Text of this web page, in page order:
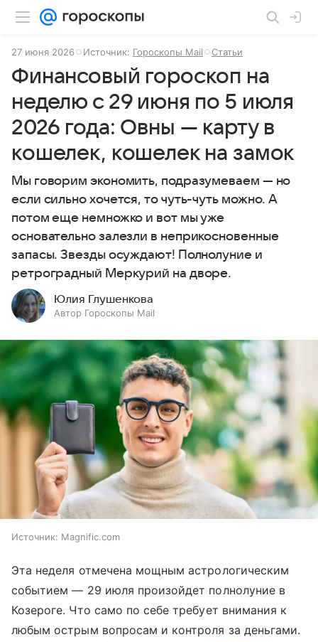
27 июня 2026 Источник: Гороскопы Mail Статьи
Финансовый гороскоп на
неделю с 29 июня по 5 июля
2026 года: Овны — карту в
кошелек, кошелек на замок
Мы говорим экономить, подразумеваем — но
если сильно хочется, то чуть-чуть можно. А
потом еще немножко и вот мы уже
основательно залезли в неприкосновенные
запасы. Звезды осуждают! Полнолуние и
ретроградный Меркурий на дворе.
Юлия Глушенкова
Автор Гороскопы Mail
Источник: Magnific.com
Эта неделя отмечена мощным астрологическим
событием — 29 июля произойдет полнолуние в
Козероге. Что само по себе требует внимания к
любым острым вопросам и контроля за деньгами.